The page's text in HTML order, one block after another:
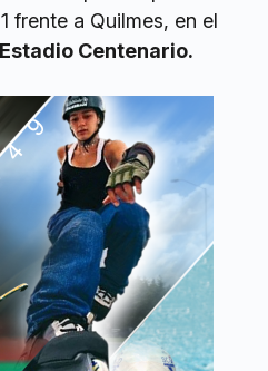
frente a Quilmes, en el
Centenario.